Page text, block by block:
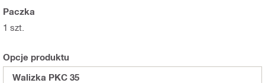
Paczka
1 szt.
Opcje produktu
Walizka PKC 35